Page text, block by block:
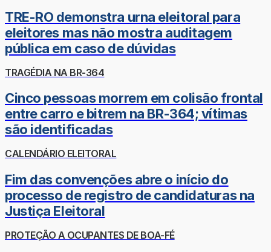
TRE-RO demonstra urna eleitoral para
eleitores mas não mostra auditagem
pública em caso de dúvidas
TRAGÉDIA NA BR-364
Cinco pessoas morrem em colisão frontal
entre carro e bitrem na BR-364; vítimas
são identificadas
CALENDÁRIO ELEITORAL
Fim das convenções abre o início do
processo de registro de candidaturas na
Justiça Eleitoral
PROTEÇÃO A OCUPANTES DE BOA-FÉ